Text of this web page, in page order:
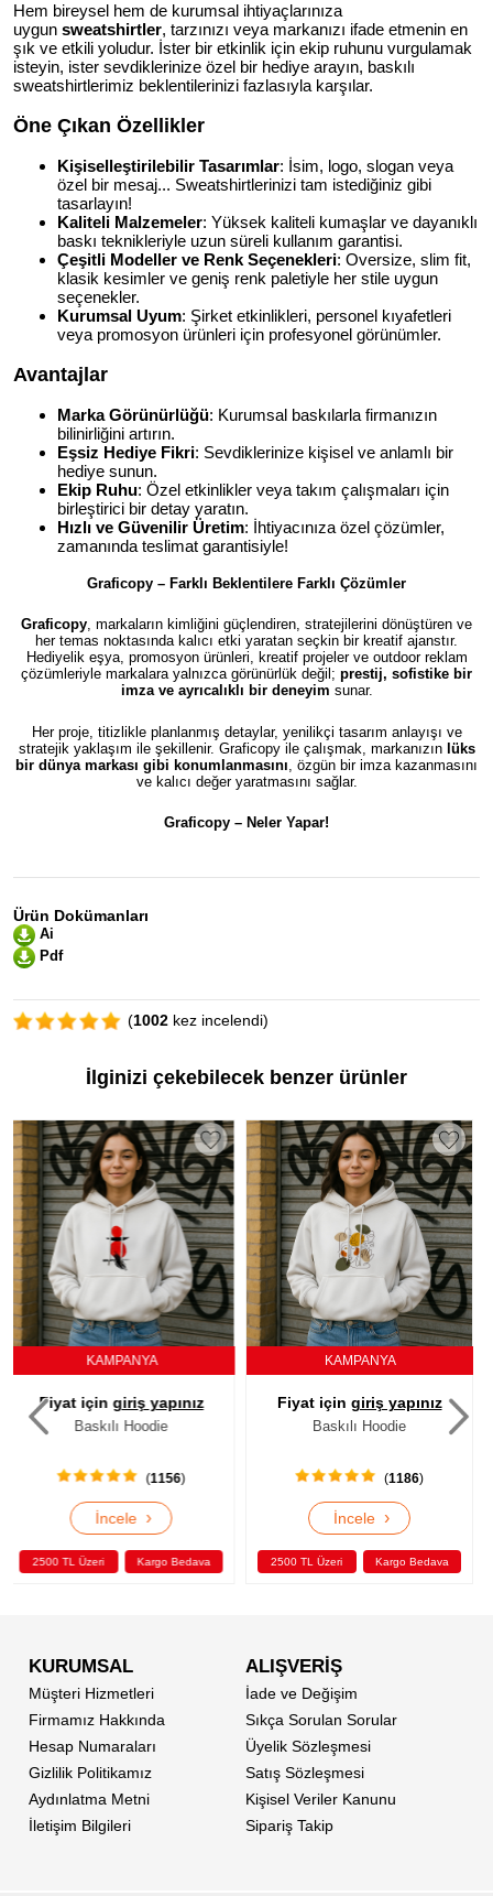
Hem bireysel hem de kurumsal ihtiyaçlarınıza
uygun sweatshirtler, tarzınızı veya markanızı ifade etmenin en
şık ve etkili yoludur. İster bir etkinlik için ekip ruhunu vurgulamak
isteyin, ister sevdiklerinize özel bir hediye arayın, baskılı
sweatshirtlerimiz beklentilerinizi fazlasıyla karşılar.
Öne Çıkan Özellikler
Kişiselleştirilebilir Tasarımlar: İsim, logo, slogan veya
özel bir mesaj... Sweatshirtlerinizi tam istediğiniz gibi
tasarlayın!
Kaliteli Malzemeler: Yüksek kaliteli kumaşlar ve dayanıklı
baskı teknikleriyle uzun süreli kullanım garantisi.
Çeşitli Modeller ve Renk Seçenekleri: Oversize, slim fit,
klasik kesimler ve geniş renk paletiyle her stile uygun
seçenekler.
Kurumsal Uyum: Şirket etkinlikleri, personel kıyafetleri
veya promosyon ürünleri için profesyonel görünümler.
Avantajlar
Marka Görünürlüğü: Kurumsal baskılarla firmanızın
bilinirliğini artırın.
Eşsiz Hediye Fikri: Sevdiklerinize kişisel ve anlamlı bir
hediye sunun.
Ekip Ruhu: Özel etkinlikler veya takım çalışmaları için
birleştirici bir detay yaratın.
Hızlı ve Güvenilir Üretim: İhtiyacınıza özel çözümler,
zamanında teslimat garantisiyle!
Graficopy – Farklı Beklentilere Farklı Çözümler
Graficopy, markaların kimliğini güçlendiren, stratejilerini dönüştüren ve
her temas noktasında kalıcı etki yaratan seçkin bir kreatif ajanstır.
Hediyelik eşya, promosyon ürünleri, kreatif projeler ve outdoor reklam
çözümleriyle markalara yalnızca görünürlük değil; prestij, sofistike bir
imza ve ayrıcalıklı bir deneyim sunar.
Her proje, titizlikle planlanmış detaylar, yenilikçi tasarım anlayışı ve
stratejik yaklaşım ile şekillenir. Graficopy ile çalışmak, markanızın lüks
bir dünya markası gibi konumlanmasını , özgün bir imza kazanmasını
ve kalıcı değer yaratmasını sağlar.
Graficopy – Neler Yapar!
Ürün Dokümanları
Ai
Pdf
(1002 kez incelendi)
İlginizi çekebilecek benzer ürünler
KAMPANYA
Fiyat içingiriş yapınız
Baskılı Hoodie
(1186
İncele
2500 TL Üzeri Kargo Bedava
KAMPANYA
Fiyat içingiriş yapınız
Baskılı Hoodie
(1156
İncele
2500 TL Üzeri Kargo Bedava
KURUMSAL
Müşteri Hizmetleri
Firmamız Hakkında
Hesap Numaraları
Gizlilik Politikamız
Aydınlatma Metni
İletişim Bilgileri
ALIŞVERİŞ
İade ve Değişim
Sıkça Sorulan Sorular
Üyelik Sözleşmesi
Satış Sözleşmesi
Kişisel Veriler Kanunu
Sipariş Takip